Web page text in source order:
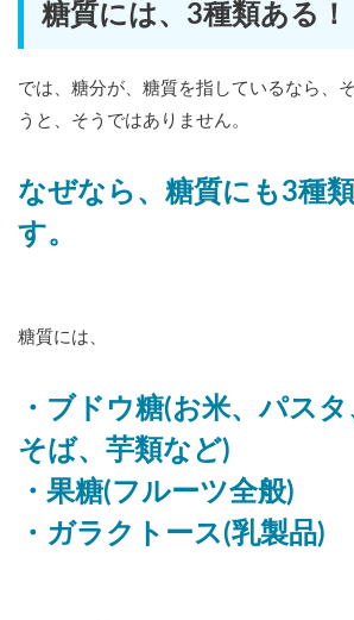
糖質には、3種類ある！
では、糖分が、糖質を指しているなら、
うと、そうではありません。
なぜなら、糖質にも3種
す。
糖質には、
・ブドウ糖(お米、パスタ
そば、芋類など)
・果糖(フルーツ全般)
・ガラクトース(乳製品)